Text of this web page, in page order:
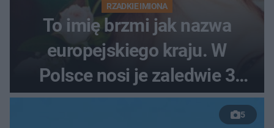
RZADKIE IMIONA
To imię brzmi jak nazwa
europejskiego kraju. W
Polsce nosi je zaledwie 3
kobiety
5